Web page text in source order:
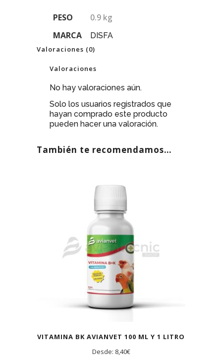
PESO
0.9 kg
MARCA
DISFA
Valoraciones (0)
Valoraciones
No hay valoraciones aún.
Solo los usuarios registrados que
hayan comprado este producto
pueden hacer una valoración.
También te recomendamos…
VITAMINA BK AVIANVET 100 ML Y 1 LITRO
Desde: 8,40€